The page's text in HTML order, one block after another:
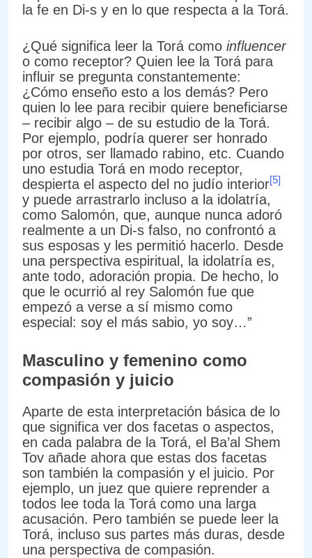
la fe en Di-s y en lo que respecta a la Torá.
¿Qué significa leer la Torá como influencer
o como receptor? Quien lee la Torá para
influir se pregunta constantemente:
¿Cómo enseño esto a los demás? Pero
quien lo lee para recibir quiere beneficiarse
– recibir algo – de su estudio de la Torá.
Por ejemplo, podría querer ser honrado
por otros, ser llamado rabino, etc. Cuando
uno estudia Torá en modo receptor,
despierta el aspecto del no judío interior[5]
y puede arrastrarlo incluso a la idolatría,
como Salomón, que, aunque nunca adoró
realmente a un Di-s falso, no confrontó a
sus esposas y les permitió hacerlo. Desde
una perspectiva espiritual, la idolatría es,
ante todo, adoración propia. De hecho, lo
que le ocurrió al rey Salomón fue que
empezó a verse a sí mismo como
especial: soy el más sabio, yo soy…”
Masculino y femenino como
compasión y juicio
Aparte de esta interpretación básica de lo
que significa ver dos facetas o aspectos,
en cada palabra de la Torá, el Ba’al Shem
Tov añade ahora que estas dos facetas
son también la compasión y el juicio. Por
ejemplo, un juez que quiere reprender a
todos lee toda la Torá como una larga
acusación. Pero también se puede leer la
Torá, incluso sus partes más duras, desde
una perspectiva de compasión.